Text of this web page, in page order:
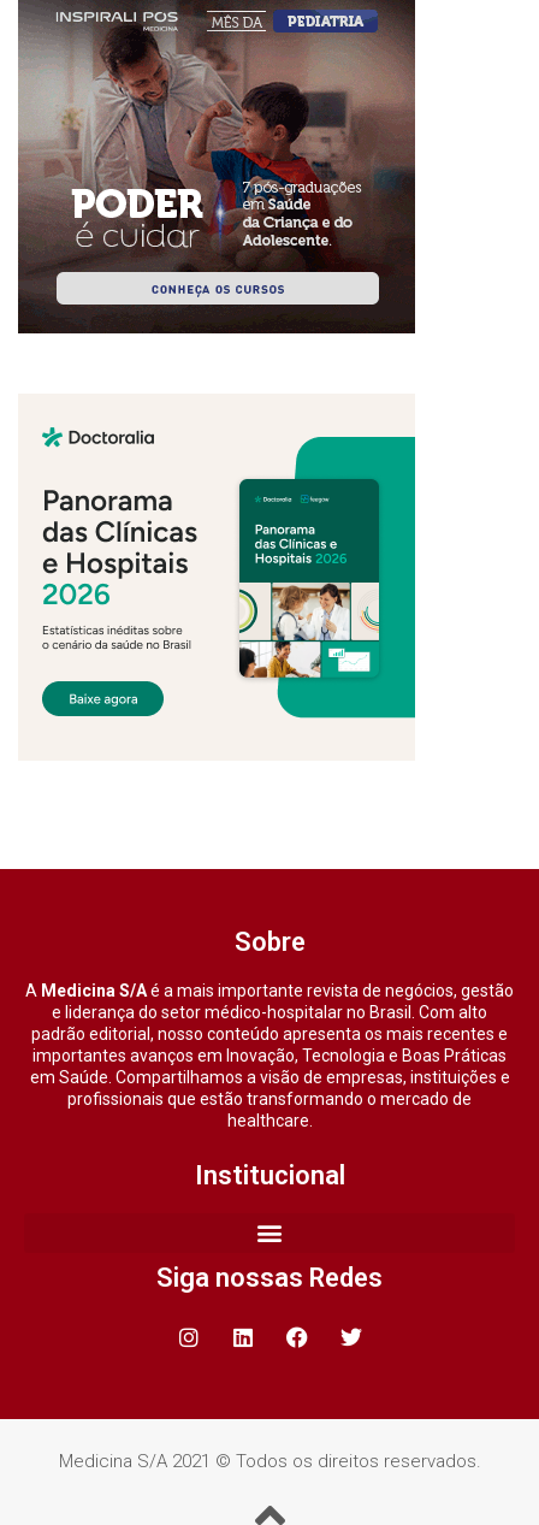
Sobre
A Medicina S/Aé a mais importante revista de negócios, gestão
e liderança do setor médico-hospitalar no Brasil. Com alto
padrão editorial, nosso conteúdo apresenta os mais recentes e
importantes avanços em Inovação, Tecnologia e Boas Práticas
em Saúde. Compartilhamos a visão de empresas, instituições e
profissionais que estão transformando o mercado de
healthcare.
Institucional
Siga nossas Redes
Medicina S/A 2021 © Todos os direitos reservados.